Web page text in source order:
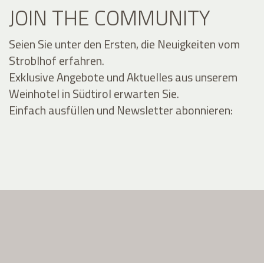
JOIN THE COMMUNITY
Seien Sie unter den Ersten, die Neuigkeiten vom
Stroblhof erfahren.
Exklusive Angebote und Aktuelles aus unserem
Weinhotel in Südtirol erwarten Sie.
Einfach ausfüllen und Newsletter abonnieren: